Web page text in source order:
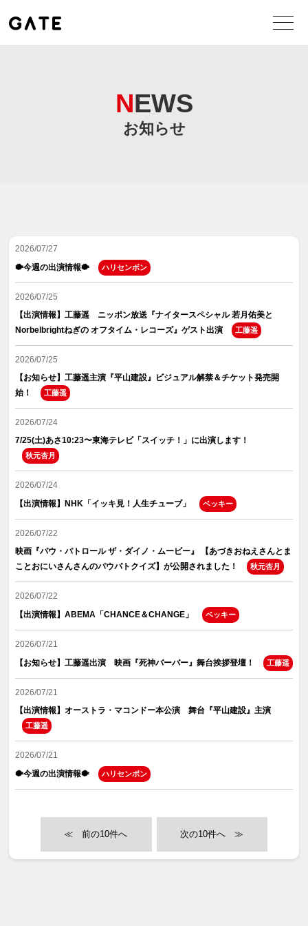
NEWS
お知らせ
2026/07/27
🐡今週の出演情報🐡
ハリセンボン
2026/07/25
【出演情報】工藤遥 ニッポン放送『ナイタースペシャル 若月佑美と
Norbelbrightねぎの オフタイム・レコーズ』ゲスト出演
工藤遥
2026/07/25
【お知らせ】工藤遥主演『平山建設』ビジュアル解禁＆チケット発売開
始！
工藤遥
2026/07/24
7/25(土)あさ10:23〜東海テレビ「スイッチ！」に出演します！
秋元杏月
2026/07/24
【出演情報】NHK「イッキ見！人生チューブ」
ベッキー
2026/07/22
映画『パウ・パトロール ザ・ダイノ・ムービー』 【あづきおねえさんとま
ことおにいさんさんのパウパトクイズ】が公開されました！
秋元杏月
2026/07/22
【出演情報】ABEMA「CHANCE＆CHANGE」
ベッキー
2026/07/21
【お知らせ】工藤遥出演 映画『死神バーバー』舞台挨拶登壇！
工藤遥
2026/07/21
【出演情報】オーストラ・マコンドー本公演 舞台『平山建設』主演
工藤遥
2026/07/21
🐡今週の出演情報🐡
ハリセンボン
≪ ≫